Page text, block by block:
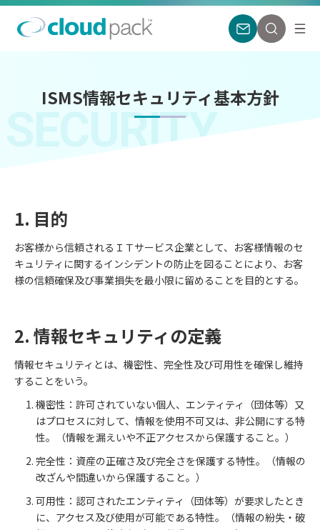
ISMS情報セキュリティ基本方針
SECURITY
1. 目的
お客様から信頼されるＩＴサービス企業として、お客様情報のセ
キュリティに関するインシデントの防止を図ることにより、お客
様の信頼確保及び事業損失を最小限に留めることを目的とする。
2. 情報セキュリティの定義
情報セキュリティとは、機密性、完全性及び可用性を確保し維持
することをいう。
機密性：許可されていない個人、エンティティ（団体等）又
はプロセスに対して、情報を使用不可又は、非公開にする特
性。（情報を漏えいや不正アクセスから保護すること。）
完全性：資産の正確さ及び完全さを保護する特性。（情報の
改ざんや間違いから保護すること。）
可用性：認可されたエンティティ（団体等）が要求したとき
に、アクセス及び使用が可能である特性。（情報の紛失・破